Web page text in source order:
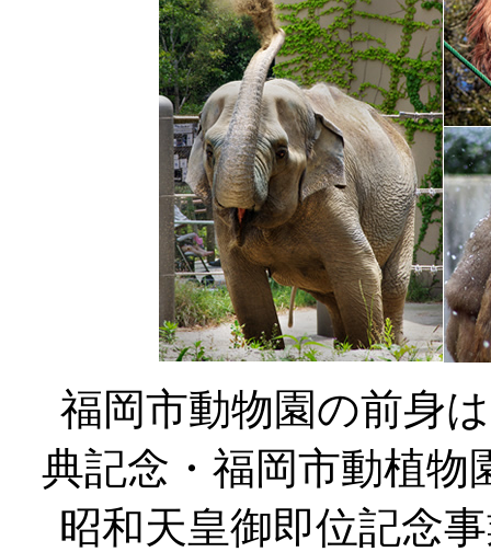
福岡市動物園の前身
典記念・福岡市動植
昭和天皇御即位記念